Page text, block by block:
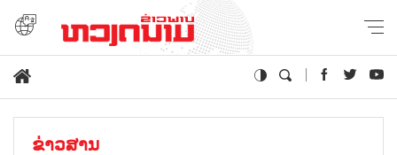
ຂ່າວສານ